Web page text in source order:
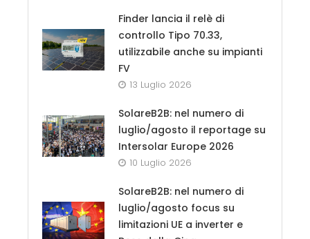
Finder lancia il relè di
controllo Tipo 70.33,
utilizzabile anche su impianti
FV
13 Luglio 2026
SolareB2B: nel numero di
luglio/agosto il reportage su
Intersolar Europe 2026
10 Luglio 2026
SolareB2B: nel numero di
luglio/agosto focus su
limitazioni UE a inverter e